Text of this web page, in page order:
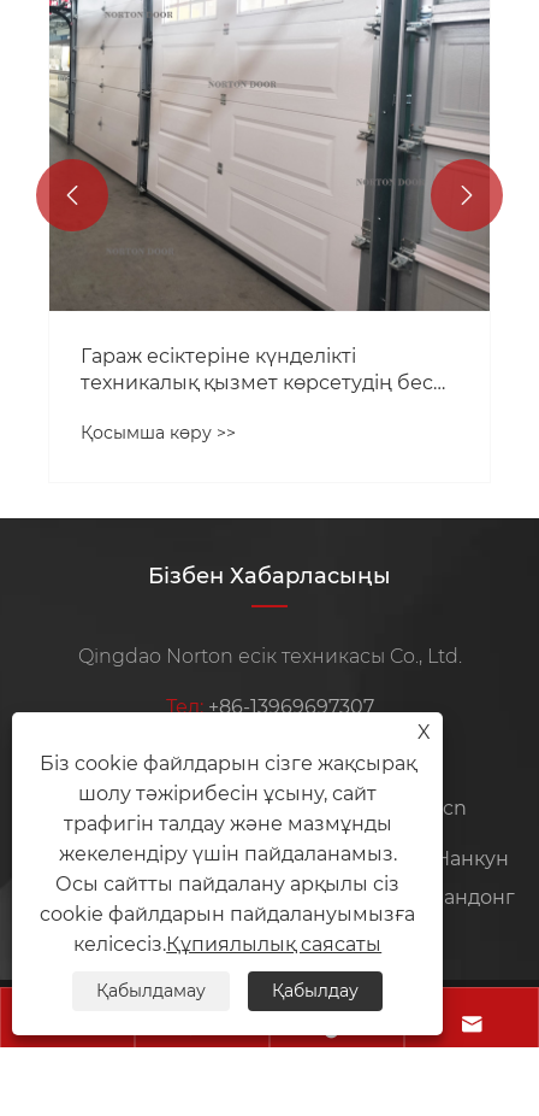
Гараж есіктеріне күнделікті
техникалық қызмет көрсетудің бес
қызмет ету мерзімін ұзартуға
Қосымша көру >>
 
Бізбен Хабарласыңы
Qingdao Norton есік техникасы Co., Ltd.
Тел: +86-13969697307
Ұялы:+86-13969697307
Электрондық пошта:cyril@cqyq.com.cn
Мекенжай:6, № 57 өсімдік, Гаитао жолы, Нанкун
қаласы, Пингду қаласы, Циндао қаласы, Шандонг
провинциясы, Қытай
Copyright © 2024 Qingdao Norton есік техникасы

X
Біз cookie файлдарын сізге жақсырақ
шолу тәжірибесін ұсыну, сайт
трафигін талдау және мазмұнды
жекелендіру үшін пайдаланамыз.
Осы сайтты пайдалану арқылы сіз
cookie файлдарын пайдалануымызға
келісесіз.Құпиялылық саясаты
Қабылдамау Қабылдау